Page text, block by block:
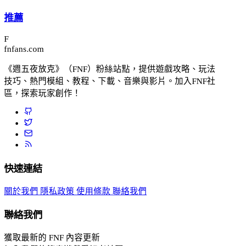
推薦
F
fnfans.com
《週五夜放克》（FNF）粉絲站點，提供遊戲攻略、玩法
技巧、熱門模組、教程、下載、音樂與影片。加入FNF社
區，探索玩家創作！
快速連結
關於我們 隱私政策 使用條款 聯絡我們
聯絡我們
獲取最新的 FNF 內容更新